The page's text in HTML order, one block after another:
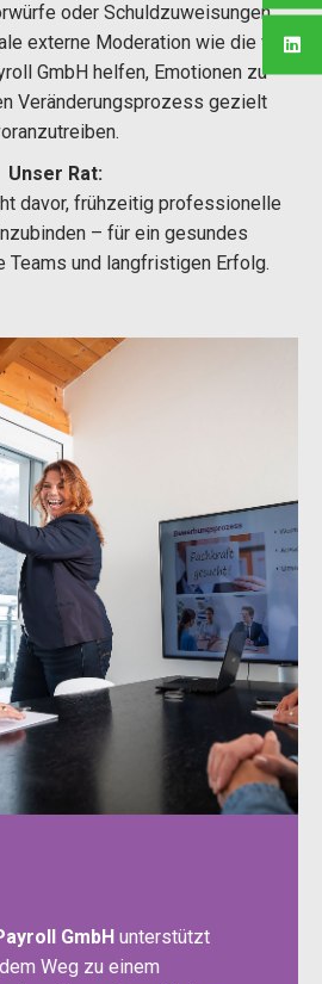
oder Schuldzuweisungen.
externe Moderation wie die von
GmbH helfen, Emotionen zu
Veränderungsprozess gezielt
Unser Rat:
davor, frühzeitig professionelle
– für ein gesundes
Teams und langfristigen Erfolg.
GmbH unterstützt
Weg zu einem